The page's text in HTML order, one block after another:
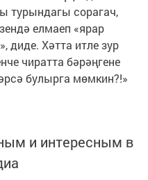
турындагы сорагач,
елмаеп «ярар
диде. Хәтта итле зур
чиратта бәрәңгене
булырга мөмкин?!»
и интересным в